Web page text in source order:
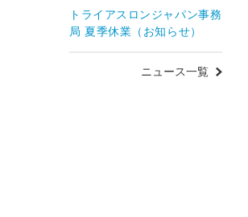
トライアスロンジャパン事務
局 夏季休業（お知らせ）
ニュース一覧